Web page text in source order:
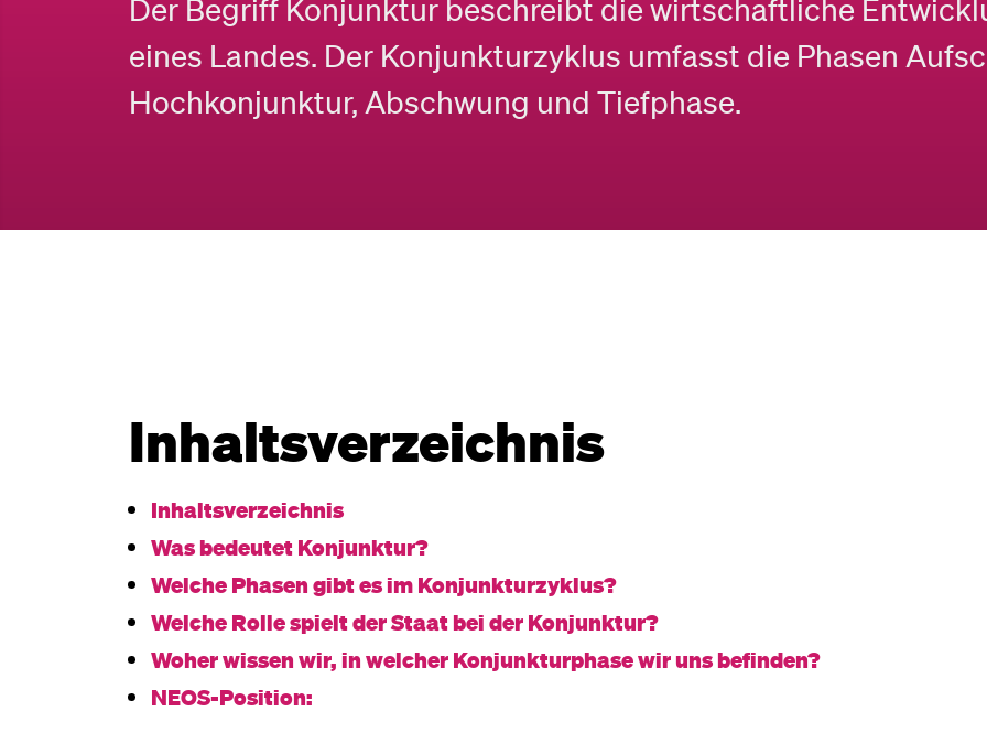
Der Begriff Konjunktur beschreibt die wirtschaftliche
eines Landes. Der Konjunkturzyklus umfasst die Phasen
Hochkonjunktur, Abschwung und Tiefphase.
Inhaltsverzeichnis
Inhaltsverzeichnis
Was bedeutet Konjunktur?
Welche Phasen gibt es im Konjunkturzyklus?
Welche Rolle spielt der Staat bei der Konjunktur?
Woher wissen wir, in welcher Konjunkturphase wir uns befinden?
NEOS-Position: